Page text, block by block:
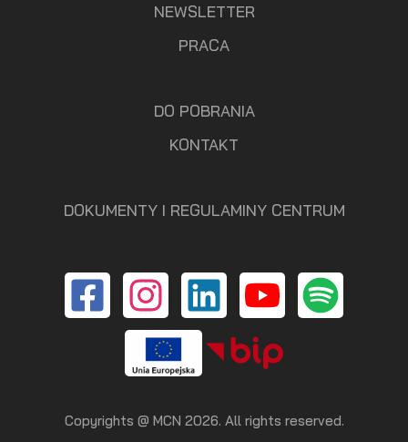
NEWSLETTER
PRACA
DO POBRANIA
KONTAKT
DOKUMENTY I REGULAMINY CENTRUM
Copyrights @ MCN 2026. All rights reserved.